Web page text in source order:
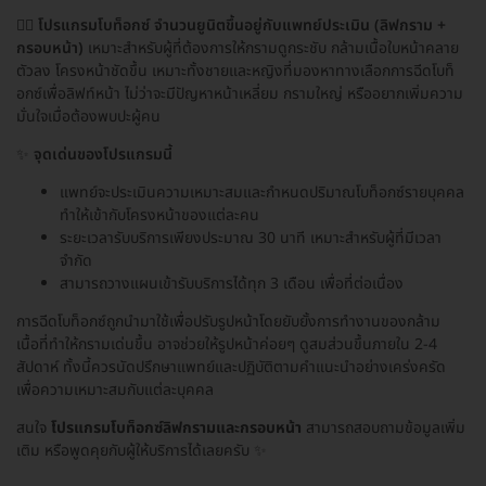
👩‍⚕️ โปรแกรมโบท็อกซ์ จำนวนยูนิตขึ้นอยู่กับแพทย์ประเมิน (ลิฟกราม +
กรอบหน้า) เหมาะสำหรับผู้ที่ต้องการให้กรามดูกระชับ กล้ามเนื้อใบหน้าคลาย
ตัวลง โครงหน้าชัดขึ้น เหมาะทั้งชายและหญิงที่มองหาทางเลือกการฉีดโบท็
อกซ์เพื่อลิฟท์หน้า ไม่ว่าจะมีปัญหาหน้าเหลี่ยม กรามใหญ่ หรืออยากเพิ่มความ
มั่นใจเมื่อต้องพบปะผู้คน
จุดเด่นของโปรแกรมนี้
แพทย์จะประเมินความเหมาะสมและกำหนดปริมาณโบท็อกซ์รายบุคคล
ทำให้เข้ากับโครงหน้าของแต่ละคน
ระยะเวลารับบริการเพียงประมาณ 30 นาที เหมาะสำหรับผู้ที่มีเวลา
จำกัด
สามารถวางแผนเข้ารับบริการได้ทุก 3 เดือน เพื่อที่ต่อเนื่อง
การฉีดโบท็อกซ์ถูกนำมาใช้เพื่อปรับรูปหน้าโดยยับยั้งการทำงานของกล้าม
เนื้อที่ทำให้กรามเด่นขึ้น อาจช่วยให้รูปหน้าค่อยๆ ดูสมส่วนขึ้นภายใน 2-4
สัปดาห์ ทั้งนี้ควรนัดปรึกษาแพทย์และปฏิบัติตามคำแนะนำอย่างเคร่งครัด
เพื่อความเหมาะสมกับแต่ละบุคคล
สนใจ โปรแกรมโบท็อกซ์ลิฟกรามและกรอบหน้า สามารถสอบถามข้อมูลเพิ่ม
เติม หรือพูดคุยกับผู้ให้บริการได้เลยครับ ✨